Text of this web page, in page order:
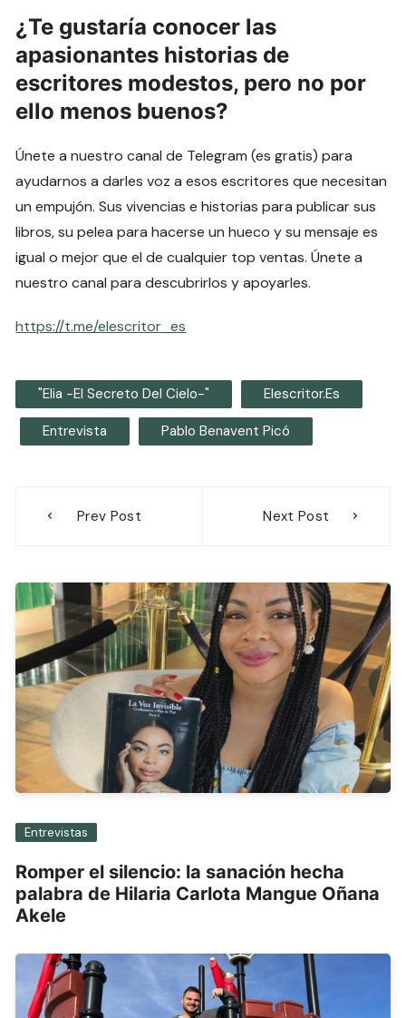
¿Te gustaría conocer las
apasionantes historias de
escritores modestos, pero no por
ello menos buenos?
Únete a nuestro canal de Telegram (es gratis) para
ayudarnos a darles voz a esos escritores que necesitan
un empujón. Sus vivencias e historias para publicar sus
libros, su pelea para hacerse un hueco y su mensaje es
igual o mejor que el de cualquier top ventas. Únete a
nuestro canal para descubrirlos y apoyarles.
https://t.me/elescritor_es
"Elia -El Secreto Del Cielo-" Elescritor.es
Entrevista Pablo Benavent Picó
Prev Post Next Post
Entrevistas
Romper el silencio: la sanación hecha
palabra de Hilaria Carlota Mangue Oñana
Akele